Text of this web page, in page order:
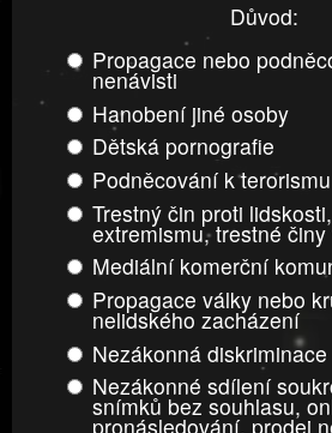
Důvod:
Propagace nebo
nenávisti
Hanobení jiné osoby
Dětská pornografie
Podněcování k terorismu
Trestný čin proti
extremismu, trestné činy
Mediální komerční
Propagace války nebo
nelidského zacházení
Nezákonná diskriminace
Nezákonné sdílení
snímků bez souhlasu,
pronásledování, prodej